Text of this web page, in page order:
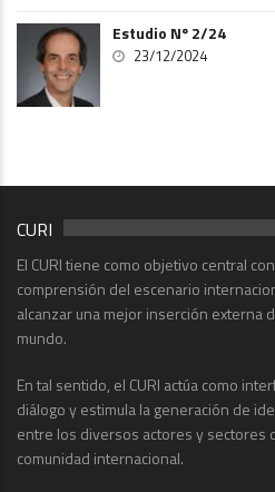
Estudio Nº 2/24
23/12/2024
CURI
El CURI tiene como objetivo central
comprensión del escenario
alcanzar una mejor inserción externa
mundo.
En tal sentido, el CURI actúa como
diálogo y estimula la generación de
entre los diversos actores y sectores
comunidad internacional.